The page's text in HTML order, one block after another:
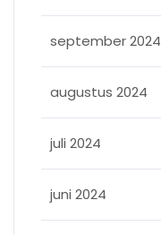
september 2024
augustus 2024
juli 2024
juni 2024